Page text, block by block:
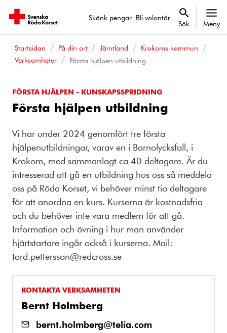
Skänk pengar Bli volontär
Sök Meny
Startsidan På din ort Jämtland
Krokoms kommun
Verksamheter
Första hjälpen utbildning
FÖRSTA HJÄLPEN - KUNSKAPSSPRIDNING
Första hjälpen utbildning
Vi har under 2024 genomfört tre första
hjälpenutbildningar, varav en i Barnolycksfall, i
Krokom, med sammanlagt ca 40 deltagare. Är du
intresserad att gå en utbildning hos oss så meddela
oss på Röda Korset, vi behöver minst tio deltagare
för att anordna en kurs. Kurserna är kostnadsfria
och du behöver inte vara medlem för att gå.
Information och övning i hur man använder
hjärtstartare ingår också i kurserna. Mail:
tord.pettersson@redcross.se
KONTAKTA VERKSAMHETEN
Bernt Holmberg
bernt.holmberg@telia.com